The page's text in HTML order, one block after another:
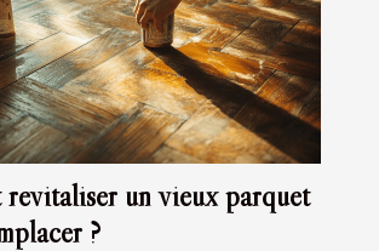
revitaliser un vieux parquet
?